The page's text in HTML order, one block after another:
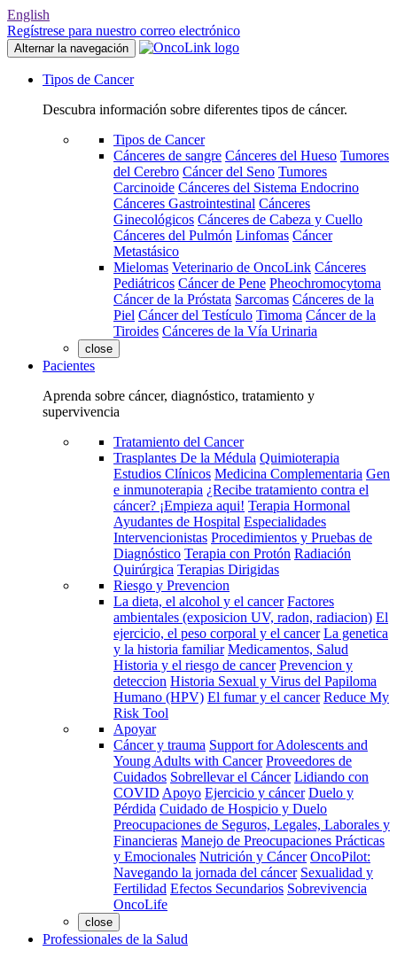
English
Regístrese para nuestro correo electrónico
Alternar la navegación
Tipos de Cancer
Descubra información sobre diferentes tipos de cáncer.
Tipos de Cancer
Cánceres de sangre Cánceres del Hueso Tumores
del Cerebro Cáncer del Seno Tumores
Carcinoide Cánceres del Sistema Endocrino
Cánceres Gastrointestinal Cánceres
Ginecológicos Cánceres de Cabeza y Cuello
Cánceres del Pulmón Linfomas Cáncer
Metastásico
Mielomas Veterinario de OncoLink Cánceres
Pediátricos Cáncer de Pene Pheochromocytoma
Cáncer de la Próstata Sarcomas Cánceres de la
Piel Cáncer del Testículo Timoma Cáncer de la
Tiroides Cánceres de la Vía Urinaria
close
Pacientes
Aprenda sobre cáncer, diagnóstico, tratamiento y
supervivencia
Tratamiento del Cancer
Trasplantes De la Médula Quimioterapia
Estudios Clínicos Medicina Complementaria Gen
e inmunoterapia ¿Recibe tratamiento contra el
cáncer? ¡Empieza aqui! Terapia Hormonal
Ayudantes de Hospital Especialidades
Intervencionistas Procedimientos y Pruebas de
Diagnóstico Terapia con Protón Radiación
Quirúrgica Terapias Dirigidas
Riesgo y Prevencion
La dieta, el alcohol y el cancer Factores
ambientales (exposicion UV, radon, radiacion) El
ejercicio, el peso corporal y el cancer La genetica
y la historia familiar Medicamentos, Salud
Historia y el riesgo de cancer Prevencion y
deteccion Historia Sexual y Virus del Papiloma
Humano (HPV) El fumar y el cancer Reduce My
Risk Tool
Apoyar
Cáncer y trauma Support for Adolescents and
Young Adults with Cancer Proveedores de
Cuidados Sobrellevar el Cáncer Lidiando con
COVID Apoyo Ejercicio y cáncer Duelo y
Pérdida Cuidado de Hospicio y Duelo
Preocupaciones de Seguros, Legales, Laborales y
Financieras Manejo de Preocupaciones Prácticas
y Emocionales Nutrición y Cáncer OncoPilot:
Navegando la jornada del cáncer Sexualidad y
Fertilidad Efectos Secundarios Sobrevivencia
OncoLife
close
Professionales de la Salud